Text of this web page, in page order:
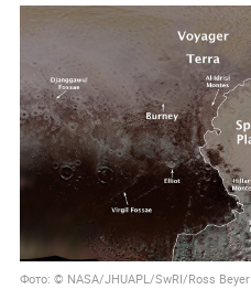
Фото: © NASA/JHUAPL/SwRI/Ross Beyer